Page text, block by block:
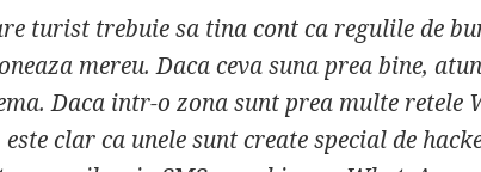
turist trebuie sa tina cont ca regulile de
mereu. Daca ceva suna prea bine,
Daca intr-o zona sunt prea multe retele
este clar ca unele sunt create special de